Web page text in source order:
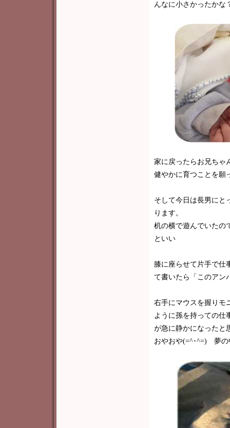
んなに小さかったかな
家に戻ったらお兄ちゃ
健やかに育つことを願
そして今日は長男にと
ります。
机の横で遊んでいたの
といい
膝に座らせて片手で仕
て書いたら「このアン
右手にマウスを握りモ
ように孫を持っての仕
が急に静かになったと
おやおや(=^･^=) 夢の